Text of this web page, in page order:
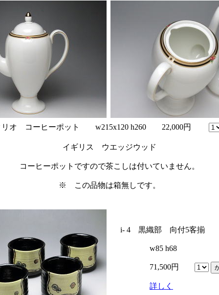
コーヒーポット w215x120 h260 22,000円
イギリス ウエッジウッド
コーヒーポットですので茶こしは付いていません。
※ この品物は箱無しです。
i- 4 黒織部 向付5客揃
w85 h68
71,500円
詳しく